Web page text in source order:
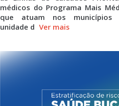
médicos do Programa Mais
que atuam nos municípios
unidade d Ver mais